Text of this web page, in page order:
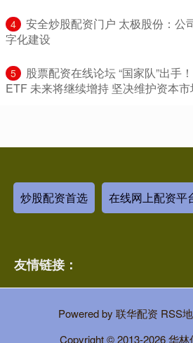
4
安全炒股配资门户 太极股份：公
字化建设
5
股票配资在线论坛 “国家队”出手
ETF 未来将继续增持 坚决维护资本
炒股配资首选 在线网上配资平
友情链接：
Powered by 联华配资 RSS
Copyright© 2013-2026 华